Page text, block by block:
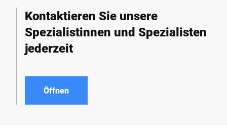
Kontaktieren Sie unsere
Spezialistinnen und Spezialisten
jederzeit
Öffnen